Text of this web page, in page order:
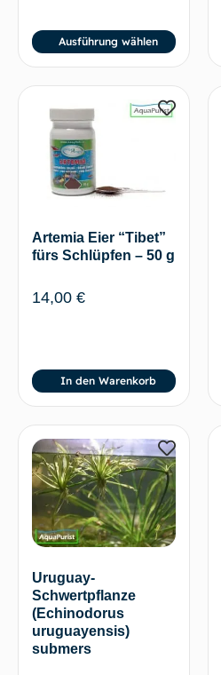
Ausführung wählen
Artemia Eier “Tibet”
fürs Schlüpfen – 50 g
14,00 €
In den Warenkorb
Uruguay-
Schwertpflanze
(Echinodorus
uruguayensis)
submers